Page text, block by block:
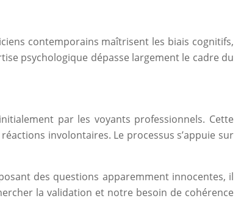
contemporains maîtrisent les biais cognitifs,
psychologique dépasse largement le cadre du
par les voyants professionnels. Cette
involontaires. Le processus s’appuie sur
des questions apparemment innocentes, il
la validation et notre besoin de cohérence